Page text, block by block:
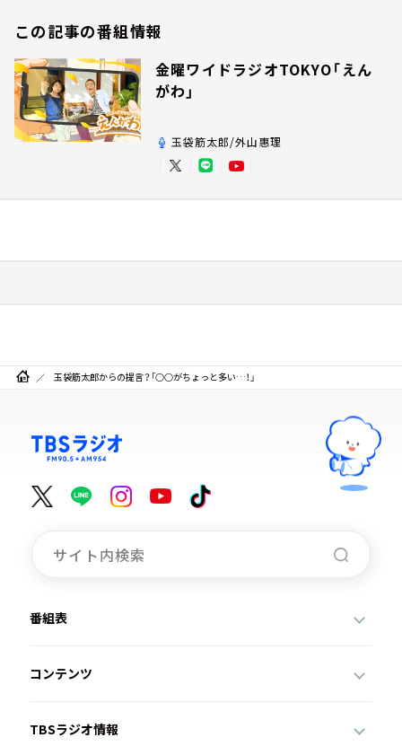
この記事の番組情報
金曜ワイドラジオTOKYO「えん
がわ」
玉袋筋太郎/外山惠理
玉袋筋太郎からの提言？「○○がちょっと多い…！」
番組表
コンテンツ
TBSラジオ情報